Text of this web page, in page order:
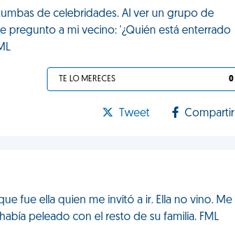
de celebridades. Al ver un grupo de
pregunto a mi vecino: '¿Quién está enterrado
TE LO MERECES 0
Tweet Compartir
fue ella quien me invitó a ir. Ella no vino. Me
peleado con el resto de su familia. FML